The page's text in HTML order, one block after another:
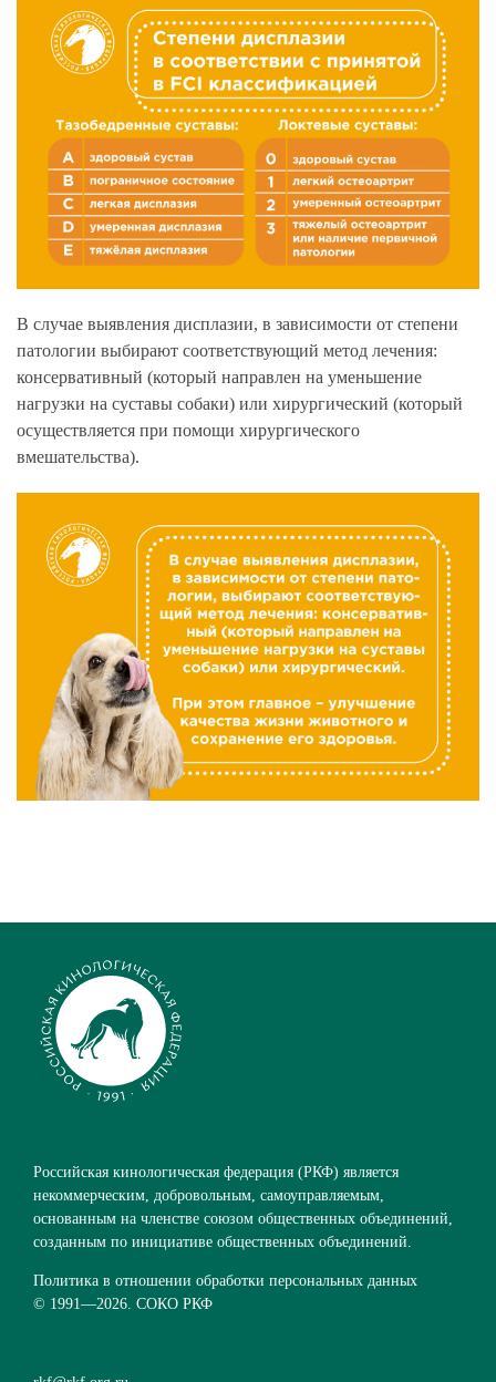
В случае выявления дисплазии, в зависимости от степени
патологии выбирают соответствующий метод лечения:
консервативный (который направлен на уменьшение
нагрузки на суставы собаки) или хирургический (который
осуществляется при помощи хирургического
вмешательства).
Российская кинологическая федерация (РКФ) является
некоммерческим, добровольным, самоуправляемым,
основанным на членстве союзом общественных объединений,
созданным по инициативе общественных объединений.
Политика в отношении обработки персональных данных
© 1991—2026. СОКО РКФ